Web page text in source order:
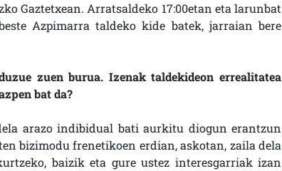
Gaztetxean. Arratsaldeko 17:00etan eta larunbat
Azpimarra taldeko kide batek, jarraian bere
zuen burua. Izenak taldekideon errealitatea
bat da?
arazo indibidual bati aurkitu diogun erantzun
bizimodu frenetikoen erdian, askotan, zaila dela
baizik eta gure ustez interesgarriak izan